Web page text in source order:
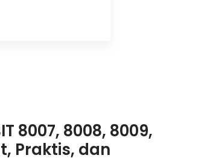
8007, 8008, 8009,
Praktis, dan